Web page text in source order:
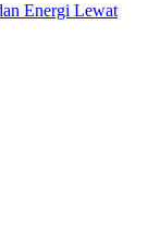
Energi Lewat